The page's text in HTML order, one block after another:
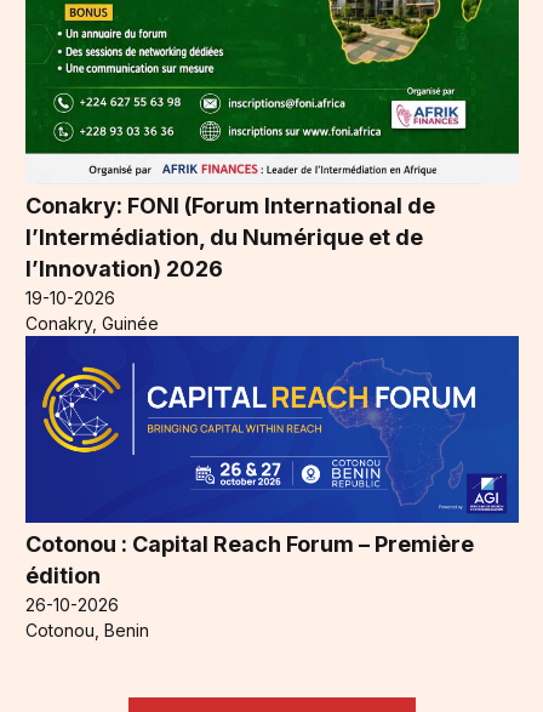
Conakry: FONI (Forum International de
l’Intermédiation, du Numérique et de
l’Innovation) 2026
19-10-2026
Conakry, Guinée
Cotonou : Capital Reach Forum – Première
édition
26-10-2026
Cotonou, Benin